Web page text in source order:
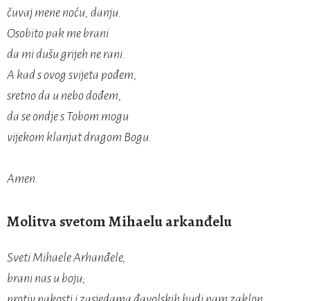
čuvaj mene noću, danju.
Osobito pak me brani
da mi dušu grijeh ne rani.
A kad s ovog svijeta pođem,
sretno da u nebo dođem,
da se ondje s Tobom mogu
vijekom klanjat dragom Bogu.
Amen.
Molitva svetom Mihaelu arkanđelu
Sveti Mihaele Arhanđele,
brani nas u boju;